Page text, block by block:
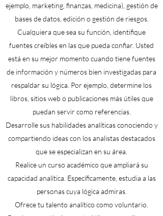
ejemplo, marketing, finanzas, medicina), gestión de
bases de datos, edición o gestión de riesgos.
Cualquiera que sea su función, identifique
fuentes creíbles en las que pueda confiar. Usted
está en su mejor momento cuando tiene fuentes
de información y números bien investigadas para
respaldar su lógica. Por ejemplo, determine los
libros, sitios web o publicaciones más útiles que
puedan servir como referencias.
Desarrolle sus habilidades analíticas conociendo y
compartiendo ideas con los analistas destacados
que se especializan en su área.
Realice un curso académico que ampliará su
capacidad analítica. Específicamente, estudia a las
personas cuya lógica admiras.
Ofrece tu talento analítico como voluntario.